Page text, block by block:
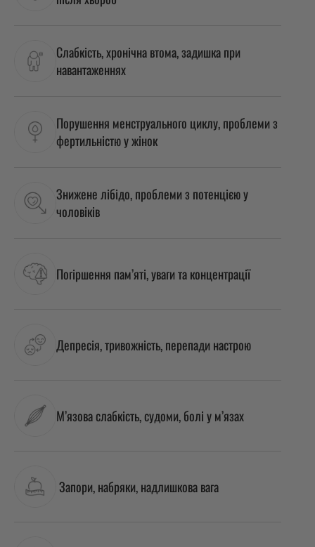
Слабкість, хронічна втома, задишка при
навантаженнях
Порушення менструального циклу, проблеми з
фертильністю у жінок
Знижене лібідо, проблеми з потенцією у
чоловіків
Погіршення пам’яті, уваги та концентрації
Депресія, тривожність, перепади настрою
М’язова слабкість, судоми, болі у м’язах
Запори, набряки, надлишкова вага